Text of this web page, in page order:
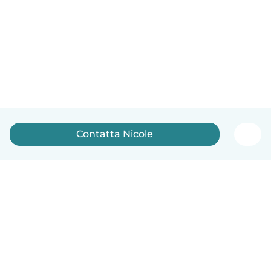
Contatta Nicole